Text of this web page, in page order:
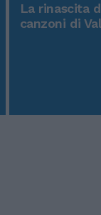
La rinascita
canzoni di